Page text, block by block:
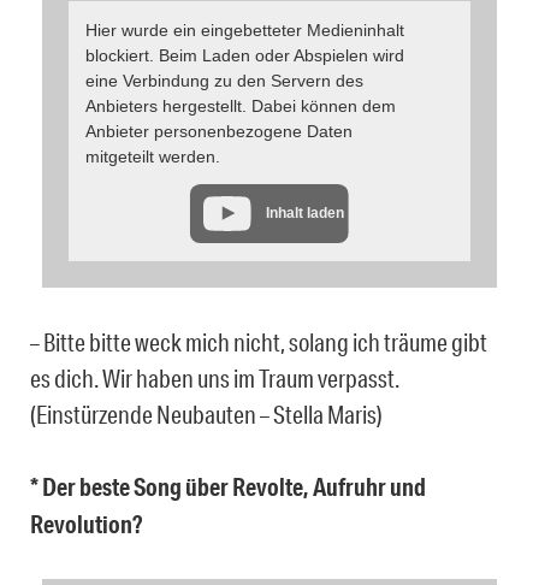
Hier wurde ein eingebetteter Medieninhalt
blockiert. Beim Laden oder Abspielen wird
eine Verbindung zu den Servern des
Anbieters hergestellt. Dabei können dem
Anbieter personenbezogene Daten
mitgeteilt werden.
Inhalt laden
– Bitte bitte weck mich nicht, solang ich träume gibt
es dich. Wir haben uns im Traum verpasst.
(Einstürzende Neubauten – Stella Maris)
* Der beste Song über Revolte, Aufruhr und
Revolution?